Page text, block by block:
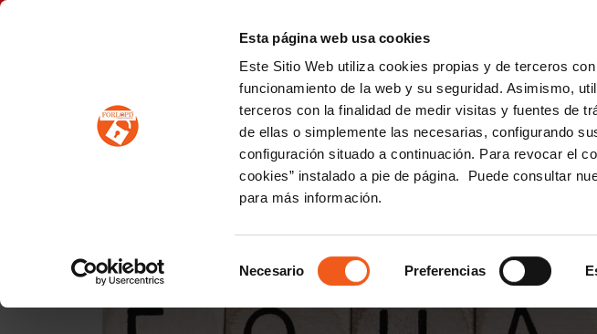
Esta página web usa cookies
Este Sitio Web utiliza cookies propias y de terceros
funcionamiento de la web y su seguridad. Asimismo,
terceros con la finalidad de medir visitas y fuentes de
de ellas o simplemente las necesarias, configurando
configuración situado a continuación. Para revocar el
cookies” instalado a pie de página. Puede consultar
para más información.
de
Necesario Preferencias
PROTECCION DE DATOS IGUALDAD CONSULTORÍA
MÁS DE LA MITAD DE LAS
DE IGUALDAD